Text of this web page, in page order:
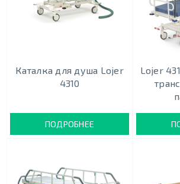
Каталка для душа Lojer
4310
ПОДРОБНЕЕ
Lojer